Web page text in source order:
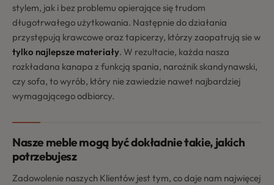
stylem, jak i bez problemu opierające się trudom
długotrwałego użytkowania. Następnie do działania
przystępują krawcowe oraz tapicerzy, którzy zaopatrują sie w
tylko najlepsze materiały. W rezultacie, każda nasza
rozkładana kanapa z funkcją spania, narożnik skandynawski,
czy sofa, to wyrób, który nie zawiedzie nawet najbardziej
wymagającego odbiorcy.
Nasze meble mogą być dokładnie takie, jakich
potrzebujesz
Zadowolenie naszych Klientów jest tym, co daje nam najwięcej